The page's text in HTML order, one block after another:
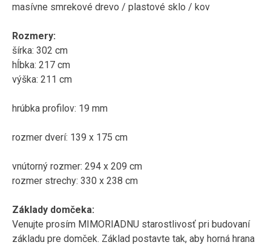
masívne smrekové drevo / plastové sklo / kov
Rozmery:
šírka: 302 cm
hĺbka: 217 cm
výška: 211 cm
hrúbka profilov: 19 mm
rozmer dverí: 139 x 175 cm
vnútorný rozmer: 294 x 209 cm
rozmer strechy: 330 x 238 cm
Základy domčeka:
Venujte prosím MIMORIADNU starostlivosť pri budovaní
základu pre domček. Základ postavte tak, aby horná hrana